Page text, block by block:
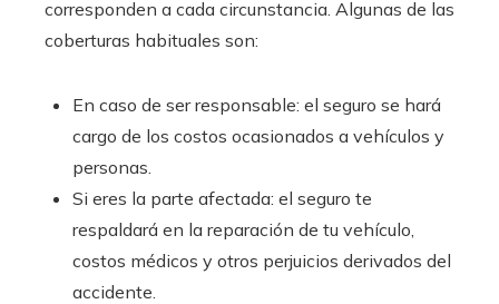
corresponden a cada circunstancia. Algunas de las
coberturas habituales son:
En caso de ser responsable: el seguro se hará
cargo de los costos ocasionados a vehículos y
personas.
Si eres la parte afectada: el seguro te
respaldará en la reparación de tu vehículo,
costos médicos y otros perjuicios derivados del
accidente.